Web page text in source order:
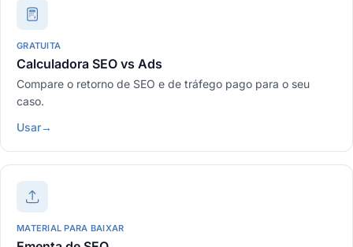
GRATUITA
Calculadora SEO vs Ads
Compare o retorno de SEO e de tráfego pago para o seu
caso.
Usar→
MATERIAL PARA BAIXAR